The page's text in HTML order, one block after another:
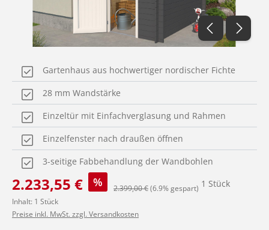
Gartenhaus aus hochwertiger nordischer Fichte
28 mm Wandstärke
Einzeltür mit Einfachverglasung und Rahmen
Einzelfenster nach draußen öffnen
3-seitige Fabbehandlung der Wandbohlen
Verkaufspreis:
2.233,55 € % Regulärer Preis:
2.399,00 €(6.9% gespart) 1 Stück
Inhalt: 1 Stück
Preise inkl. MwSt. zzgl. Versandkosten